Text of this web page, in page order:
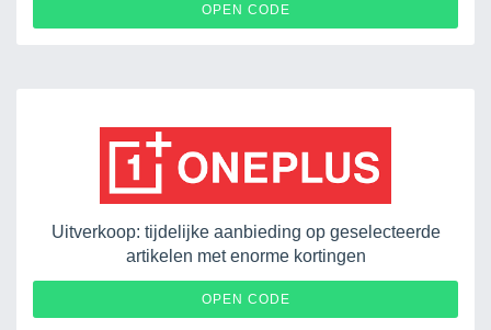
OPEN CODE
Uitverkoop: tijdelijke aanbieding op geselecteerde
artikelen met enorme kortingen
OPEN CODEBTSBESTOP9PRO